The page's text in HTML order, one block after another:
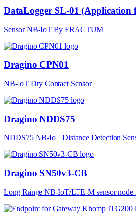
DataLogger SL-01 (Application
Sensor NB-IoT By FRACTUM
Dragino CPN01
NB-IoT Dry Contact Sensor
Dragino NDDS75
NDDS75 NB-IoT Distance Detection
Dragino SN50v3-CB
Long Range NB-IoT/LTE-M sensor